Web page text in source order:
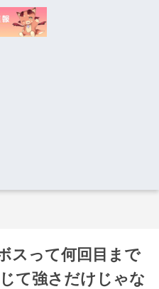
スって何回目まで
て強さだけじゃな